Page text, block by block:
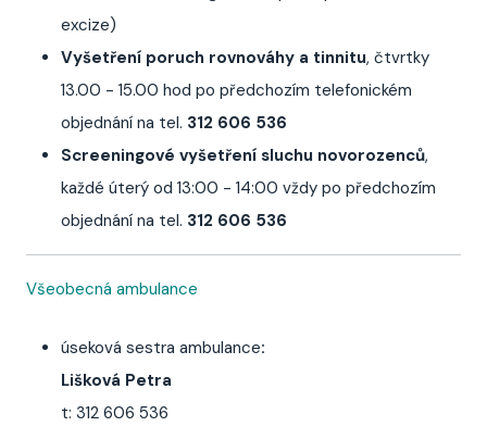
excize)
Vyšetření poruch rovnováhy a tinnitu, čtvrtky
13.00 - 15.00 hod po předchozím telefonickém
objednání na tel. 312 606 536
Screeningové vyšetření sluchu novorozenců,
každé úterý od 13:00 - 14:00 vždy po předchozím
objednání na tel. 312 606 536
Všeobecná ambulance
úseková sestra ambulance:
Lišková Petra
t: 312 606 536